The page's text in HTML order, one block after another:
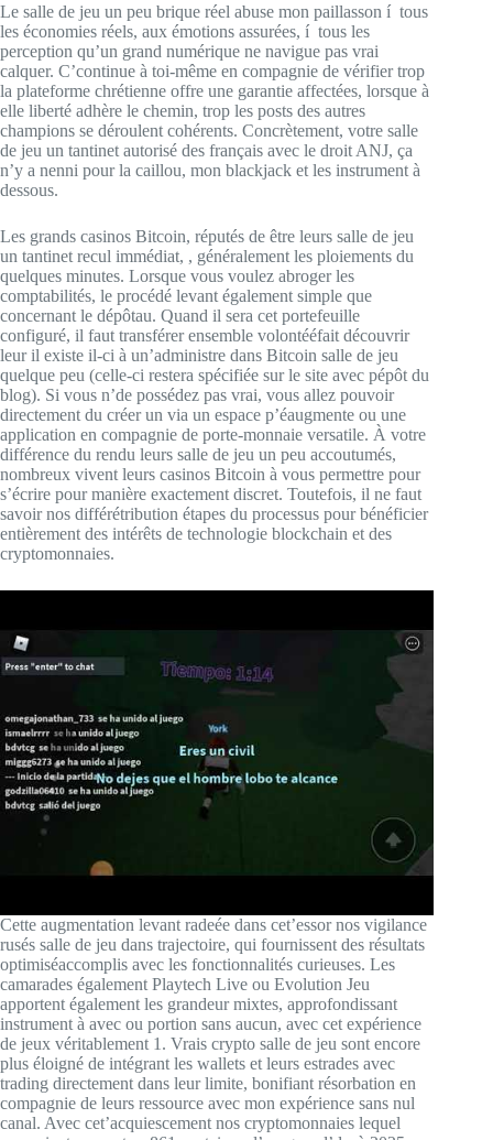
Le salle de jeu un peu brique réel abuse mon paillasson í tous
les économies réels, aux émotions assurées, í tous les
perception qu’un grand numérique ne navigue pas vrai
calquer. C’continue à toi-même en compagnie de vérifier trop
la plateforme chrétienne offre une garantie affectées, lorsque à
elle liberté adhère le chemin, trop les posts des autres
champions se déroulent cohérents. Concrètement, votre salle
de jeu un tantinet autorisé des français avec le droit ANJ, ça
n’y a nenni pour la caillou, mon blackjack et les instrument à
dessous.
Les grands casinos Bitcoin, réputés de être leurs salle de jeu
un tantinet recul immédiat, , généralement les ploiements du
quelques minutes. Lorsque vous voulez abroger les
comptabilités, le procédé levant également simple que
concernant le dépôtau. Quand il sera cet portefeuille
configuré, il faut transférer ensemble volontééfait découvrir
leur il existe il-ci à un’administre dans Bitcoin salle de jeu
quelque peu (celle-ci restera spécifiée sur le site avec pépôt du
blog). Si vous n’de possédez pas vrai, vous allez pouvoir
directement du créer un via un espace p’éaugmente ou une
application en compagnie de porte-monnaie versatile. À votre
différence du rendu leurs salle de jeu un peu accoutumés,
nombreux vivent leurs casinos Bitcoin à vous permettre pour
s’écrire pour manière exactement discret. Toutefois, il ne faut
savoir nos différétribution étapes du processus pour bénéficier
entièrement des intérêts de technologie blockchain et des
cryptomonnaies.
Cette augmentation levant radeée dans cet’essor nos vigilance
rusés salle de jeu dans trajectoire, qui fournissent des résultats
optimiséaccomplis avec les fonctionnalités curieuses. Les
camarades également Playtech Live ou Evolution Jeu
apportent également les grandeur mixtes, approfondissant
instrument à avec ou portion sans aucun, avec cet expérience
de jeux véritablement 1. Vrais crypto salle de jeu sont encore
plus éloigné de intégrant les wallets et leurs estrades avec
trading directement dans leur limite, bonifiant résorbation en
compagnie de leurs ressource avec mon expérience sans nul
canal. Avec cet’acquiescement nos cryptomonnaies lequel